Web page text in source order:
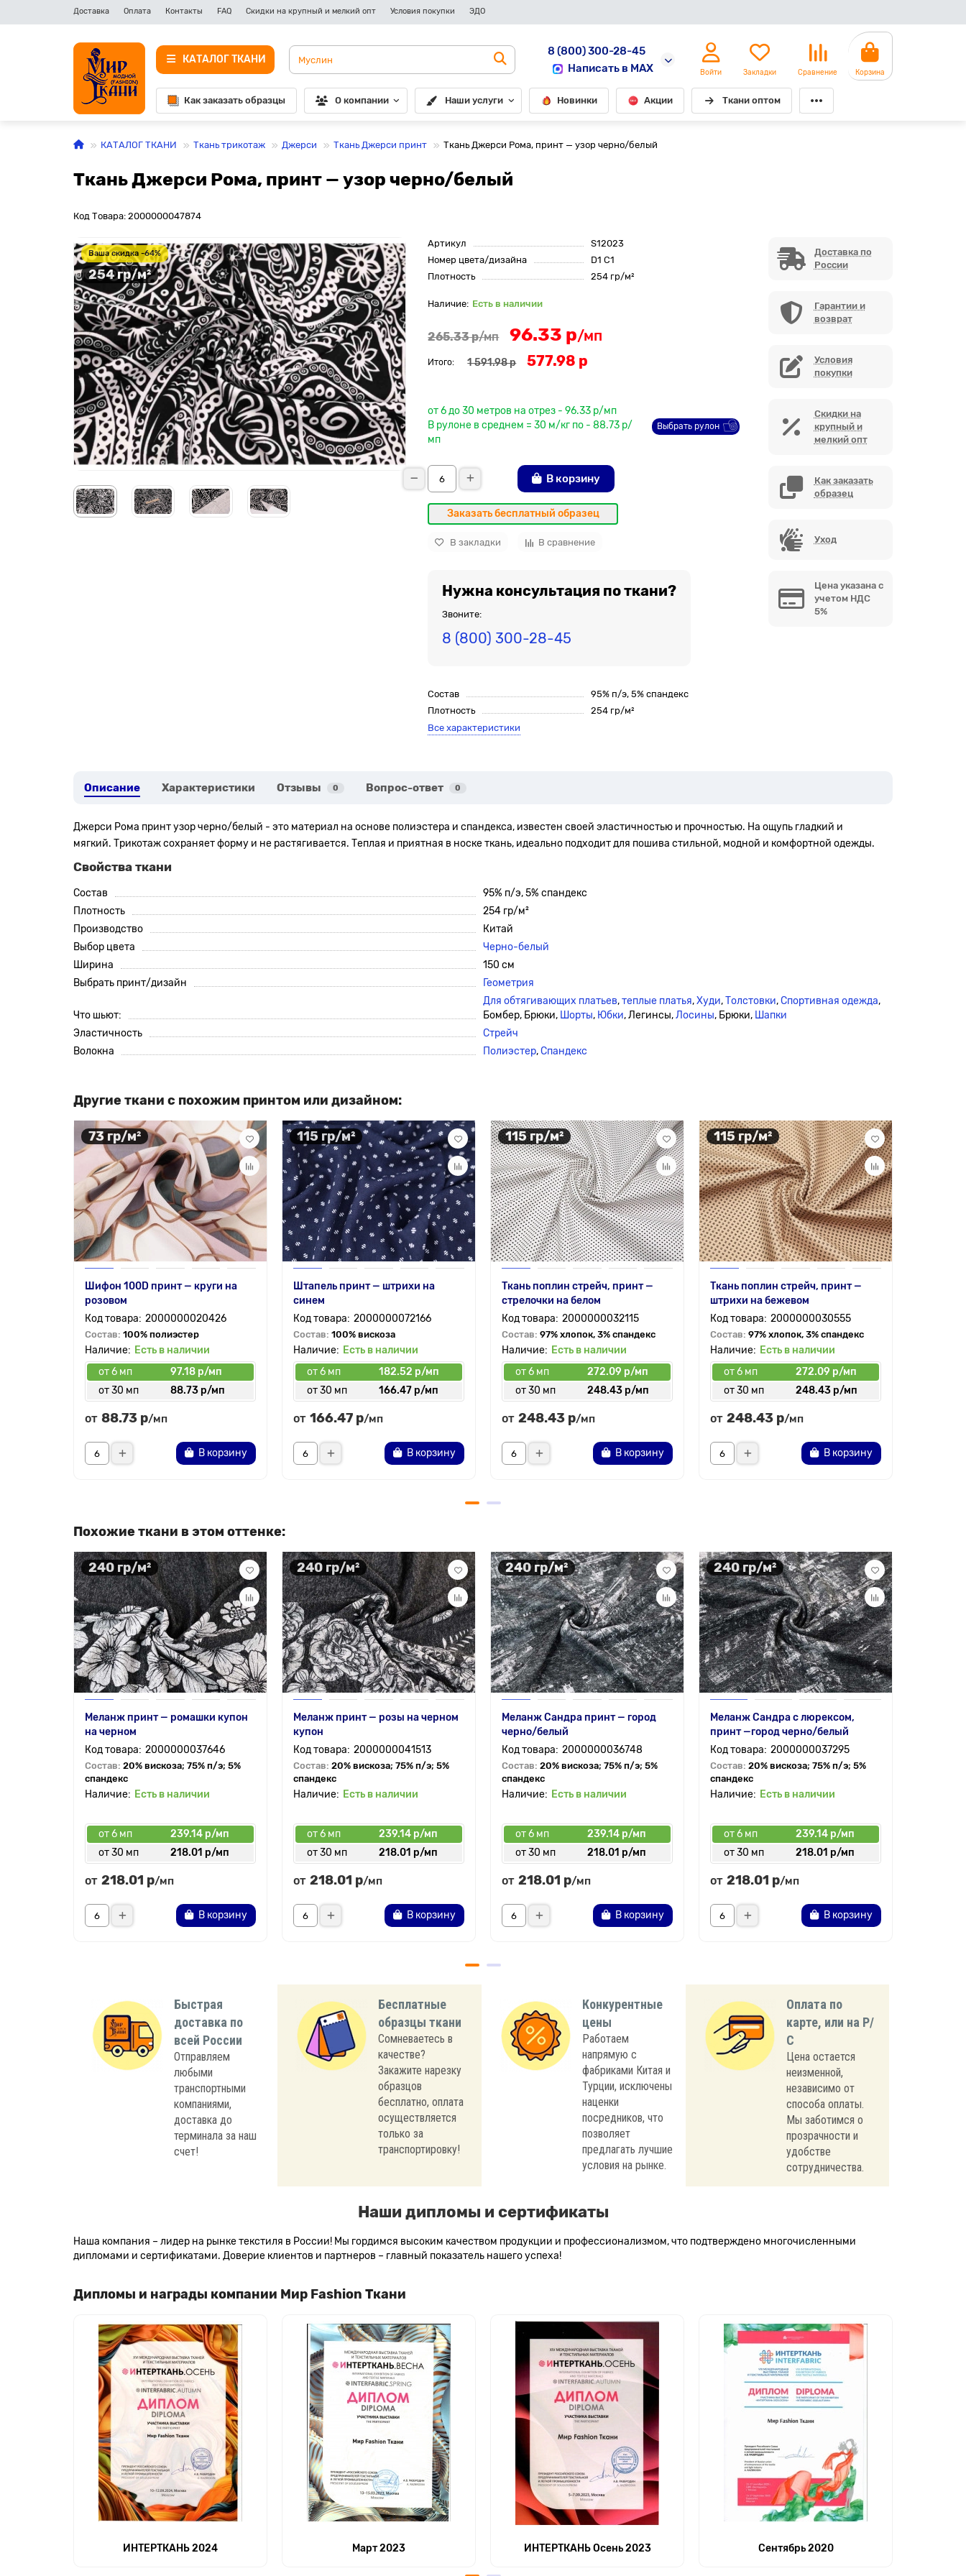
Доставка Оплата Контакты FAQ Скидки на крупный и мелкий опт Условия покупки ЭДО
КАТАЛОГ ТКАНИ
8 (800) 300-28-45
Написать в MAX
Войти Закладки Сравнение Корзина
Как заказать образцы О компании Наши услуги Новинки Акции Ткани оптом
КАТАЛОГ ТКАНИ Ткань трикотаж Джерси Ткань Джерси принт Ткань Джерси Рома, принт — узор черно/белый
Ткань Джерси Рома, принт — узор черно/белый
Код Товара: 2000000047874
Ваша скидка -64%
254 гр/м²
Артикул
S12023
Номер цвета/дизайна
D1 C1
Плотность
254 гр/м²
Есть в наличии
265.33 р/мп 96.33 р/мп
Итого: 1 591.98 р 577.98 р
от 6 до 30 метров на отрез - 96.33 р/мп
В рулоне в среднем = 30 м/кг по - 88.73 р/
мп
Выбрать рулон
В корзину
Заказать бесплатный образец
В закладки В сравнение
Нужна консультация по ткани?
Звоните:
8 (800) 300-28-45
Состав
95% п/э, 5% спандекс
Плотность
254 гр/м²
Все характеристики
Доставка по
России
Гарантии и
возврат
Условия
покупки
Скидки на
крупный и
мелкий опт
Как заказать
образец
Уход
Цена указана с
учетом НДС
5%
Описание Характеристики Отзывы 0 Вопрос-ответ 0
Джерси Рома принт узор черно/белый - это материал на основе полиэстера и спандекса, известен своей эластичностью и прочностью. На ощупь гладкий и
мягкий. Трикотаж сохраняет форму и не растягивается. Теплая и приятная в носке ткань, идеально подходит для пошива стильной, модной и комфортной одежды.
Свойства ткани
Состав
95% п/э, 5% спандекс
Плотность
254 гр/м²
Производство
Китай
Выбор цвета
Черно-белый
Ширина
150 см
Выбрать принт/дизайн
Геометрия
Что шьют:
Для обтягивающих платьев,теплые платья,Худи,Толстовки,Спортивная одежда,
Бомбер, Брюки, Шорты, Юбки, Легинсы,Лосины, Брюки, Шапки
Эластичность
Стрейч
Волокна
Полиэстер,Спандекс
Другие ткани с похожим принтом или дизайном:
73 гр/м²
Шифон 100D принт — круги на
розовом
2000000020426
Состав: 100% полиэстер
Есть в наличии
от 6 мп
97.18 р/мп
от 30 мп
88.73 р/мп
от 88.73 р/мп
В корзину
115 гр/м²
Штапель принт — штрихи на
синем
2000000072166
Состав: 100% вискоза
Есть в наличии
от 6 мп
182.52 р/мп
от 30 мп
166.47 р/мп
от 166.47 р/мп
В корзину
115 гр/м²
Ткань поплин стрейч, принт —
стрелочки на белом
2000000032115
Состав: 97% хлопок, 3% спандекс
Есть в наличии
от 6 мп
272.09 р/мп
от 30 мп
248.43 р/мп
от 248.43 р/мп
В корзину
115 гр/м²
Ткань поплин стрейч, принт —
штрихи на бежевом
2000000030555
Состав: 97% хлопок, 3% спандекс
Есть в наличии
от 6 мп
272.09 р/мп
от 30 мп
248.43 р/мп
от 248.43 р/мп
В корзину
Похожие ткани в этом оттенке:
240 гр/м²
Меланж принт — ромашки купон
на черном
2000000037646
Состав: 20% вискоза; 75% п/э; 5%
спандекс
Есть в наличии
от 6 мп
239.14 р/мп
от 30 мп
218.01 р/мп
от 218.01 р/мп
В корзину
240 гр/м²
Меланж принт — розы на черном
купон
2000000041513
Состав: 20% вискоза; 75% п/э; 5%
спандекс
Есть в наличии
от 6 мп
239.14 р/мп
от 30 мп
218.01 р/мп
от 218.01 р/мп
В корзину
240 гр/м²
Меланж Сандра принт — город
черно/белый
2000000036748
Состав: 20% вискоза; 75% п/э; 5%
спандекс
Есть в наличии
от 6 мп
239.14 р/мп
от 30 мп
218.01 р/мп
от 218.01 р/мп
В корзину
240 гр/м²
Меланж Сандра с люрексом,
принт —город черно/белый
2000000037295
Состав: 20% вискоза; 75% п/э; 5%
спандекс
Есть в наличии
от 6 мп
239.14 р/мп
от 30 мп
218.01 р/мп
от 218.01 р/мп
В корзину
Быстрая
доставка по
всей России
Отправляем
любыми
транспортными
компаниями,
доставка до
терминала за наш
счет!
Бесплатные
образцы ткани
Сомневаетесь в
качестве?
Закажите нарезку
образцов
бесплатно, оплата
осуществляется
только за
транспортировку!
Конкурентные
цены
Работаем
напрямую с
фабриками Китая и
Турции, исключены
наценки
посредников, что
позволяет
предлагать лучшие
условия на рынке.
Оплата по
карте, или на Р/
С
Цена остается
неизменной,
независимо от
способа оплаты.
Мы заботимся о
прозрачности и
удобстве
сотрудничества.
Наши дипломы и сертификаты
Наша компания – лидер на рынке текстиля в России! Мы гордимся высоким качеством продукции и профессионализмом, что подтверждено многочисленными
дипломами и сертификатами. Доверие клиентов и партнеров – главный показатель нашего успеха!
Дипломы и награды компании Мир Fashion Ткани
ИНТЕРТКАНЬ 2024 Март 2023 ИНТЕРТКАНЬ Осень 2023 Сентябрь 2020